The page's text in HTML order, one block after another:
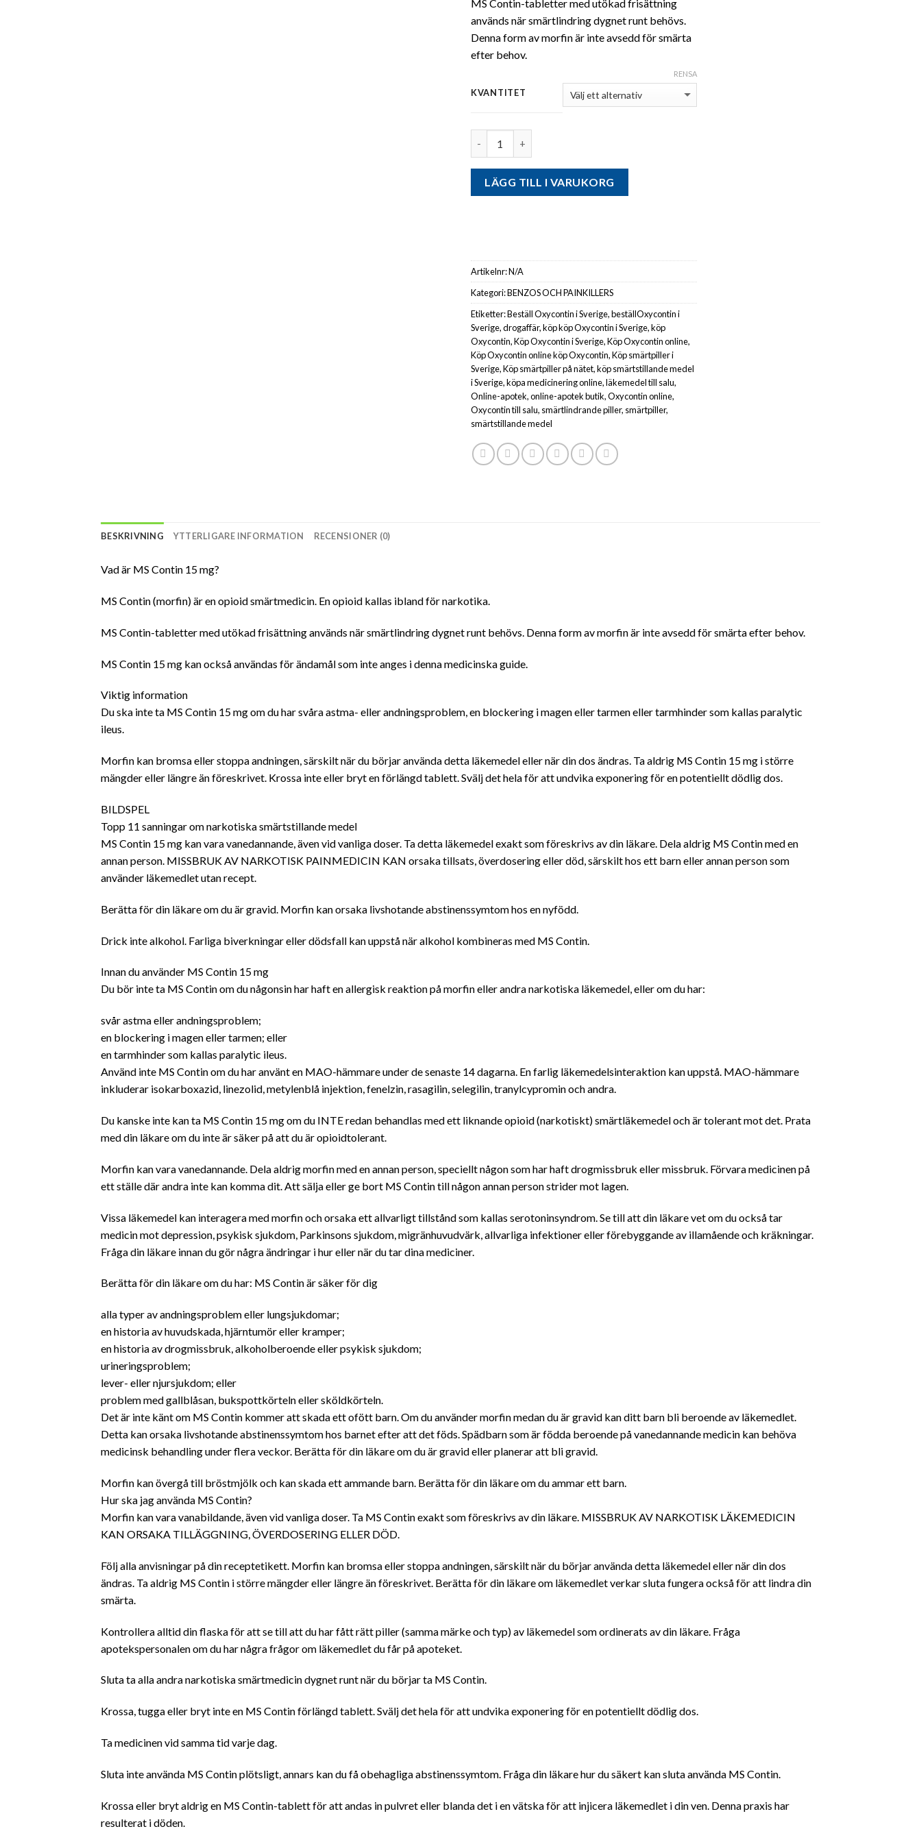
MS Contin-tabletter med utökad frisättning
används när smärtlindring dygnet runt behövs.
Denna form av morfin är inte avsedd för smärta
efter behov.
KVANTITET
RENSA
LÄGG TILL I VARUKORG
Artikelnr:N/A
Kategori:BENZOS OCH PAINKILLERS
Etiketter:Beställ Oxycontin i Sverige,beställOxycontin i
Sverige,drogaffär,köp köp Oxycontin i Sverige,köp
Oxycontin,Köp Oxycontin i Sverige,Köp Oxycontin online,
Köp Oxycontin online köp Oxycontin,Köp smärtpiller i
Sverige,Köp smärtpiller på nätet,köp smärtstillande medel
i Sverige,köpa medicinering online,läkemedel till salu,
Online-apotek,online-apotek butik,Oxycontin online,
Oxycontin till salu, smärtlindrande piller, smärtpiller,
smärtstillande medel
BESKRIVNING YTTERLIGARE INFORMATION RECENSIONER (0)
Vad är MS Contin 15 mg?
MS Contin (morfin) är en opioid smärtmedicin. En opioid kallas ibland för narkotika.
MS Contin-tabletter med utökad frisättning används när smärtlindring dygnet runt behövs. Denna form av morfin är inte avsedd för smärta efter behov.
MS Contin 15 mg kan också användas för ändamål som inte anges i denna medicinska guide.
Viktig information
Du ska inte ta MS Contin 15 mg om du har svåra astma- eller andningsproblem, en blockering i magen eller tarmen eller tarmhinder som kallas paralytic
ileus.
Morfin kan bromsa eller stoppa andningen, särskilt när du börjar använda detta läkemedel eller när din dos ändras. Ta aldrig MS Contin 15 mg i större
mängder eller längre än föreskrivet. Krossa inte eller bryt en förlängd tablett. Svälj det hela för att undvika exponering för en potentiellt dödlig dos.
BILDSPEL
Topp 11 sanningar om narkotiska smärtstillande medel
MS Contin 15 mg kan vara vanedannande, även vid vanliga doser. Ta detta läkemedel exakt som föreskrivs av din läkare. Dela aldrig MS Contin med en
annan person. MISSBRUK AV NARKOTISK PAINMEDICIN KAN orsaka tillsats, överdosering eller död, särskilt hos ett barn eller annan person som
använder läkemedlet utan recept.
Berätta för din läkare om du är gravid. Morfin kan orsaka livshotande abstinenssymtom hos en nyfödd.
Drick inte alkohol. Farliga biverkningar eller dödsfall kan uppstå när alkohol kombineras med MS Contin.
Innan du använder MS Contin 15 mg
Du bör inte ta MS Continom du någonsin har haft en allergisk reaktion på morfin eller andra narkotiska läkemedel, eller om du har:
svår astma eller andningsproblem;
en blockering i magen eller tarmen; eller
en tarmhinder som kallas paralytic ileus.
Använd inte MS Contin om du har använt en MAO-hämmare under de senaste 14 dagarna. En farlig läkemedelsinteraktion kan uppstå. MAO-hämmare
inkluderar isokarboxazid, linezolid, metylenblå injektion, fenelzin, rasagilin, selegilin, tranylcypromin och andra.
Du kanske inte kan ta MS Contin 15 mg om du INTE redan behandlas med ett liknande opioid (narkotiskt) smärtläkemedel och är tolerant mot det. Prata
med din läkare om du inte är säker på att du är opioidtolerant.
Morfin kan vara vanedannande. Dela aldrig morfin med en annan person, speciellt någon som har haft drogmissbruk eller missbruk. Förvara medicinen på
ett ställe där andra inte kan komma dit. Att sälja eller ge bort MS Contin till någon annan person strider mot lagen.
Vissa läkemedel kan interagera med morfin och orsaka ett allvarligt tillstånd som kallas serotoninsyndrom. Se till att din läkare vet om du också tar
medicin mot depression, psykisk sjukdom, Parkinsons sjukdom, migränhuvudvärk, allvarliga infektioner eller förebyggande av illamående och kräkningar.
Fråga din läkare innan du gör några ändringar i hur eller när du tar dina mediciner.
Berätta för din läkare om du har: MS Contin är säker för dig
alla typer av andningsproblem eller lungsjukdomar;
en historia av huvudskada, hjärntumör eller kramper;
en historia av drogmissbruk, alkoholberoende eller psykisk sjukdom;
urineringsproblem;
lever- eller njursjukdom; eller
problem med gallblåsan, bukspottkörteln eller sköldkörteln.
Det är inte känt om MS Contin kommer att skada ett ofött barn. Om du använder morfin medan du är gravid kan ditt barn bli beroende av läkemedlet.
Detta kan orsaka livshotande abstinenssymtom hos barnet efter att det föds. Spädbarn som är födda beroende på vanedannande medicin kan behöva
medicinsk behandling under flera veckor. Berätta för din läkare om du är gravid eller planerar att bli gravid.
Morfin kan övergå till bröstmjölk och kan skada ett ammande barn. Berätta för din läkare om du ammar ett barn.
Hur ska jag använda MS Contin?
Morfin kan vara vanabildande, även vid vanliga doser. Ta MS Contin exakt som föreskrivs av din läkare. MISSBRUK AV NARKOTISK LÄKEMEDICIN
KAN ORSAKA TILLÄGGNING, ÖVERDOSERING ELLER DÖD.
Följ alla anvisningar på din receptetikett. Morfin kan bromsa eller stoppa andningen, särskilt när du börjar använda detta läkemedel eller när din dos
ändras. Ta aldrig MS Contin i större mängder eller längre än föreskrivet. Berätta för din läkare om läkemedlet verkar sluta fungera också för att lindra din
smärta.
Kontrollera alltid din flaska för att se till att du har fått rätt piller (samma märke och typ) av läkemedel som ordinerats av din läkare. Fråga
apotekspersonalen om du har några frågor om läkemedlet du får på apoteket.
Sluta ta alla andra narkotiska smärtmedicin dygnet runt när du börjar ta MS Contin.
Krossa, tugga eller bryt inte en MS Contin förlängd tablett. Svälj det hela för att undvika exponering för en potentiellt dödlig dos.
Ta medicinen vid samma tid varje dag.
Sluta inte använda MS Contin plötsligt, annars kan du få obehagliga abstinenssymtom. Fråga din läkare hur du säkert kan sluta använda MS Contin.
Krossa eller bryt aldrig en MS Contin-tablett för att andas in pulvret eller blanda det i en vätska för att injicera läkemedlet i din ven. Denna praxis har
resulterat i döden.